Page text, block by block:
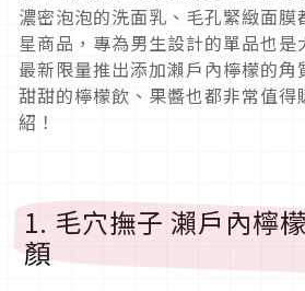
濃密泡泡的洗面乳、毛孔緊緻面
星商品，專為男生設計的單品也
最新限量推出添加瀨戶內檸檬的
甜甜的檸檬飲、果醬也都非常值得
紹！
1. 毛穴撫子 瀨戶內檸
顏